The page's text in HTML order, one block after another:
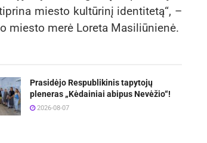
miesto kultūrinį identitetą“, –
miesto merė Loreta Masiliūnienė.
Prasidėjo Respublikinis tapytojų
pleneras „Kėdainiai abipus Nevėžio“!
2026-08-07